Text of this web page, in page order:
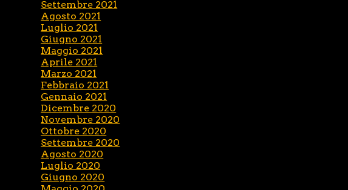
Settembre 2021
Agosto 2021
Luglio 2021
Giugno 2021
Maggio 2021
Aprile 2021
Marzo 2021
Febbraio 2021
Gennaio 2021
Dicembre 2020
Novembre 2020
Ottobre 2020
Settembre 2020
Agosto 2020
Luglio 2020
Giugno 2020